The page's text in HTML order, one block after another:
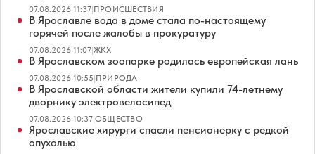
07.08.2026 11:37|ПРОИСШЕСТВИЯ
В Ярославле вода в доме стала по-настоящему
горячей после жалобы в прокуратуру
07.08.2026 11:07|ЖКХ
В Ярославском зоопарке родилась европейская лань
07.08.2026 10:55|ПРИРОДА
В Ярославской области жители купили 74-летнему
дворнику электровелосипед
07.08.2026 10:37|ОБЩЕСТВО
Ярославские хирурги спасли пенсионерку с редкой
опухолью